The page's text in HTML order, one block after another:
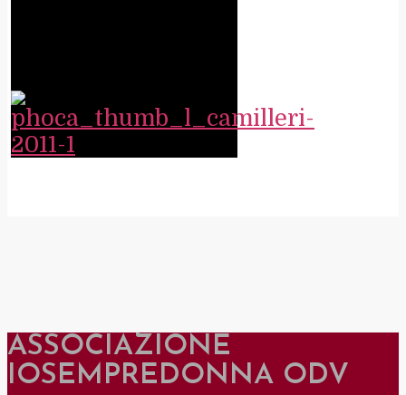
ASSOCIAZIONE
IOSEMPREDONNA ODV